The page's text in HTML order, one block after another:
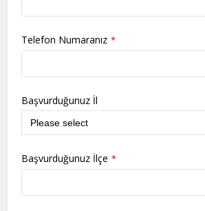
Telefon Numaranız *
Başvurduğunuz İl
Başvurduğunuz İlçe *